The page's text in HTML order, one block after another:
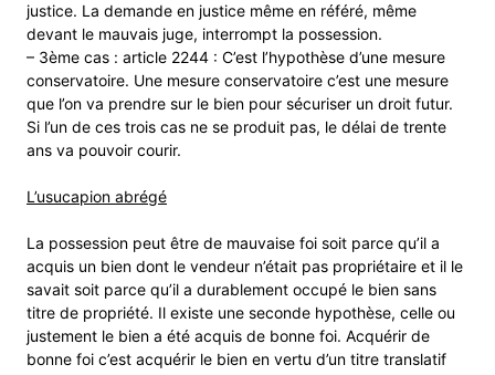
justice. La demande en justice même en référé, même
devant le mauvais juge, interrompt la possession.
– 3ème cas : article 2244 : C’est l’hypothèse d’une mesure
conservatoire. Une mesure conservatoire c’est une mesure
que l’on va prendre sur le bien pour sécuriser un droit futur.
Si l’un de ces trois cas ne se produit pas, le délai de trente
ans va pouvoir courir.
L’usucapion abrégé
La possession peut être de mauvaise foi soit parce qu’il a
acquis un bien dont le vendeur n’était pas propriétaire et il le
savait soit parce qu’il a durablement occupé le bien sans
titre de propriété. Il existe une seconde hypothèse, celle ou
justement le bien a été acquis de bonne foi. Acquérir de
bonne foi c’est acquérir le bien en vertu d’un titre translatif